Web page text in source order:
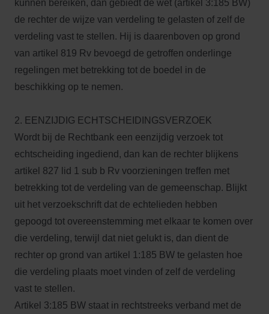
kunnen bereiken, dan gebiedt de wet (artikel 3:185 BW)
de rechter de wijze van verdeling te gelasten of zelf de
verdeling vast te stellen. Hij is daarenboven op grond
van artikel 819 Rv bevoegd de getroffen onderlinge
regelingen met betrekking tot de boedel in de
beschikking op te nemen.
2. EENZIJDIG ECHTSCHEIDINGSVERZOEK
Wordt bij de Rechtbank een eenzijdig verzoek tot
echtscheiding ingediend, dan kan de rechter blijkens
artikel 827 lid 1 sub b Rv voorzieningen treffen met
betrekking tot de verdeling van de gemeenschap. Blijkt
uit het verzoekschrift dat de echtelieden hebben
gepoogd tot overeenstemming met elkaar te komen over
die verdeling, terwijl dat niet gelukt is, dan dient de
rechter op grond van artikel 1:185 BW te gelasten hoe
die verdeling plaats moet vinden of zelf de verdeling
vast te stellen.
Artikel 3:185 BW staat in rechtstreeks verband met de